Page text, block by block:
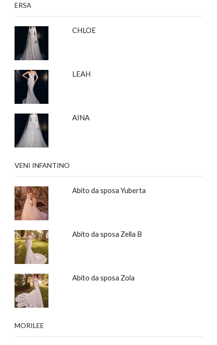
ERSA
CHLOE
LEAH
AINA
VENI INFANTINO
Abito da sposa Yuberta
Abito da sposa Zella B
Abito da sposa Zola
MORILEE